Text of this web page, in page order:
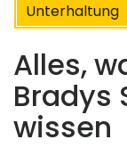
Unterhaltung
Alles,
Bradys
wissen